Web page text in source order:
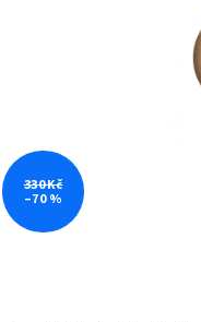
330 Kč
–70 %